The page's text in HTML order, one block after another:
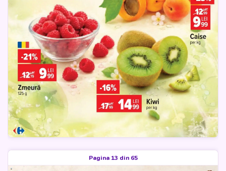
Pagina 13 din 65